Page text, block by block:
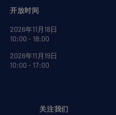
开放时间
2026年11月18日
10:00 - 18:00
2026年11月19日
10:00 - 17:00
关注我们